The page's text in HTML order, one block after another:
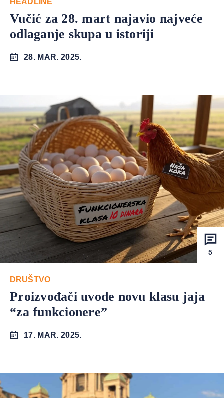
Vučić za 28. mart najavio najveće
odlaganje skupa u istoriji
28. MAR. 2025.
5
DRUŠTVO
Proizvođači uvode novu klasu jaja
“za funkcionere”
17. MAR. 2025.